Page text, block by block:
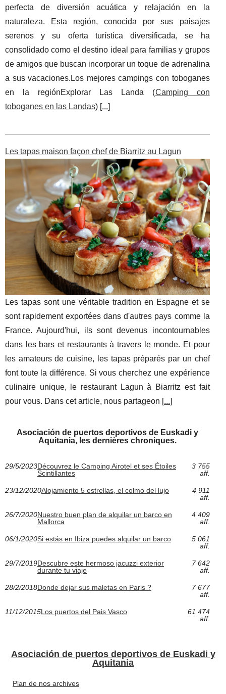
perfecta de diversión acuática y relajación en la
naturaleza. Esta región, conocida por sus paisajes
serenos y su oferta turística diversificada, se ha
consolidado como el destino ideal para familias y grupos
de amigos que buscan incorporar un toque de adrenalina
a sus vacaciones.Los mejores campings con toboganes
en la regiónExplorar Las Landa (Camping con
toboganes en las Landas) [...]
Les tapas maison façon chef de Biarritz au Lagun
Les tapas sont une véritable tradition en Espagne et se
sont rapidement exportées dans d'autres pays comme la
France. Aujourd'hui, ils sont devenus incontournables
dans les bars et restaurants à travers le monde. Et pour
les amateurs de cuisine, les tapas préparés par un chef
font toute la différence. Si vous cherchez une expérience
culinaire unique, le restaurant Lagun à Biarritz est fait
pour vous. Dans cet article, nous partageon [...]
Asociación de puertos deportivos de Euskadi y
Aquitania, les dernières chroniques.
29/5/2023Découvrez le Camping Airotel et ses Étoiles
Scintillantes
3 755
aff.
23/12/2020Alojamiento 5 estrellas, el colmo del lujo
4 911
aff.
26/7/2020Nuestro buen plan de alquilar un barco en
Mallorca
4 409
aff.
06/1/2020Si estás en Ibiza puedes alquilar un barco
5 061
aff.
29/7/2019Descubre este hermoso jacuzzi exterior
durante tu viaje
7 642
aff.
28/2/2018Donde dejar sus maletas en Paris ?
7 677
aff.
11/12/2015Los puertos del Pais Vasco
61 474
aff.
Asociación de puertos deportivos de Euskadi y
Aquitania
Plan de nos archives